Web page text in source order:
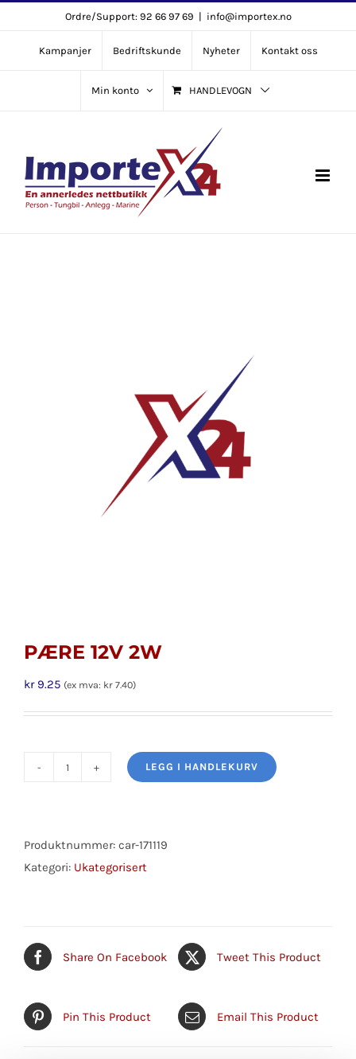
content
Ordre/Support: 92 66 97 69 | info@importex.no
Kampanjer Bedriftskunde Nyheter Kontakt oss
Min konto HANDLEVOGN
PÆRE 12V 2W
kr9.25 (ex mva: kr 7.40)
antall
LEGG I HANDLEKURV
Produktnummer: car-171119
Kategori: Ukategorisert
Share On Facebook Tweet This Product
Pin This Product Email This Product